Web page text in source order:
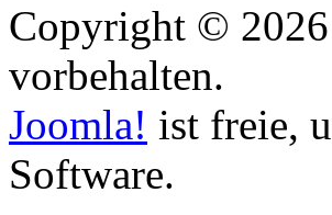
Copyright ©
vorbehalten.
Joomla! ist freie,
Software.